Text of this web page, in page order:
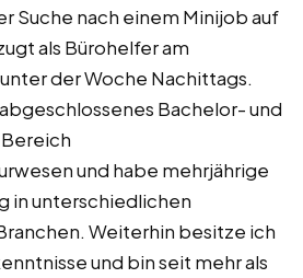
Suche nach einem Minijob auf
als Bürohelfer am
der Woche Nachittags.
Bachelor- und
und habe mehrjährige
in unterschiedlichen
Weiterhin besitze ich
und bin seit mehr als